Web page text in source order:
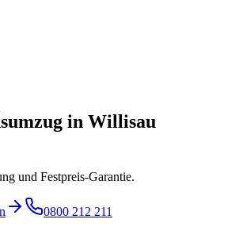
in Willisau
und Festpreis-Garantie.
0800 212 211